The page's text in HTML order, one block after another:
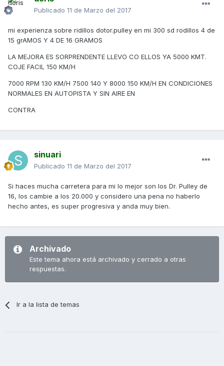
Publicado 11 de Marzo del 2017
mi experienza sobre ridillos dotor.pulley en mi 300 sd rodillos 4 de
15 grAMOS Y 4 DE 16 GRAMOS
LA MEJORA ES SORPRENDENTE LLEVO CO ELLOS YA 5000 KMT.
COJE FACIL 150 KM/H
7000 RPM 130 KM/H 7500 140 Y 8000 150 KM/H EN CONDICIONES
NORMALES EN AUTOPISTA Y SIN AIRE EN
CONTRA
sinuari
Publicado 11 de Marzo del 2017
Si haces mucha carretera para mi lo mejor son los Dr. Pulley de
16, los cambie a los 20.000 y considero una pena no haberlo
hecho antes, es super progresiva y anda muy bien.
Archivado
Este tema ahora está archivado y cerrado a otras
respuestas.
Ir a la lista de temas